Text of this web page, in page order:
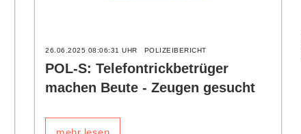
26.06.2025 08:06:31 UHR POLIZEIBERICHT
POL-S: Telefontrickbetrüger
machen Beute - Zeugen gesucht